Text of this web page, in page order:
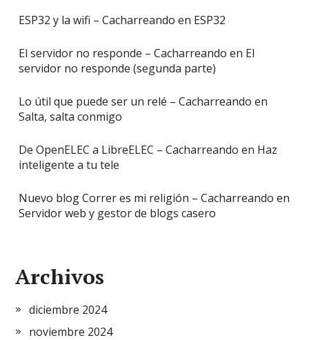
ESP32 y la wifi – Cacharreando en ESP32
El servidor no responde – Cacharreando en El
servidor no responde (segunda parte)
Lo útil que puede ser un relé – Cacharreando en
Salta, salta conmigo
De OpenELEC a LibreELEC – Cacharreando en Haz
inteligente a tu tele
Nuevo blog Correr es mi religión – Cacharreando en
Servidor web y gestor de blogs casero
Archivos
diciembre 2024
noviembre 2024